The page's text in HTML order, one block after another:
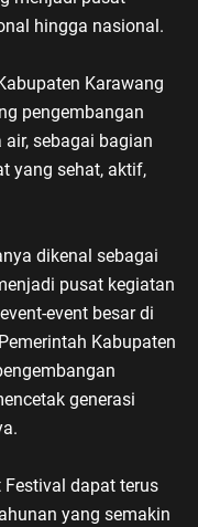
hingga nasional.
Karawang
pengembangan
sebagai bagian
yang sehat, aktif,
dikenal sebagai
pusat kegiatan
event besar di
Kabupaten
generasi
Festival dapat terus
yang semakin